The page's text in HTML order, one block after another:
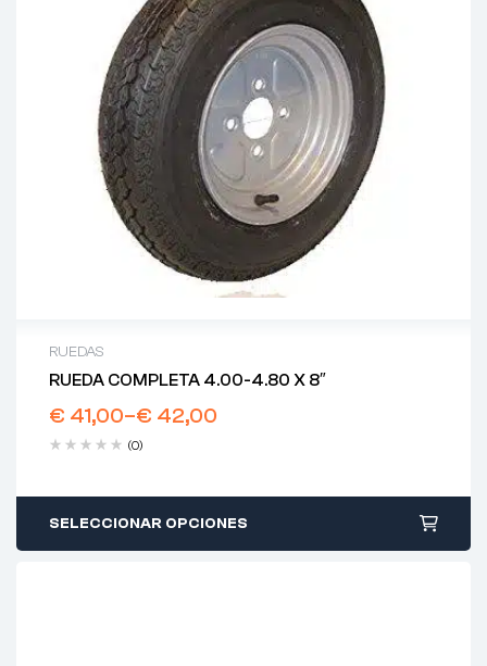
RUEDAS
RUEDA COMPLETA 4.00-4.80 X 8″
€ 41,00–€ 42,00
(0)
SELECCIONAR OPCIONES